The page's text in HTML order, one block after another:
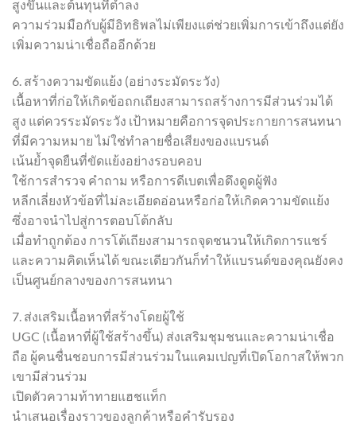
สูงขึ้นและต้นทุนที่ต่ำลง
ความร่วมมือกับผู้มีอิทธิพลไม่เพียงแต่ช่วยเพิ่มการเข้าถึงแต่ยัง
เพิ่มความน่าเชื่อถืออีกด้วย
6. สร้างความขัดแย้ง (อย่างระมัดระวัง)
เนื้อหาที่ก่อให้เกิดข้อถกเถียงสามารถสร้างการมีส่วนร่วมได้
สูง แต่ควรระมัดระวัง เป้าหมายคือการจุดประกายการสนทนา
ที่มีความหมาย ไม่ใช่ทำลายชื่อเสียงของแบรนด์
เน้นย้ำจุดยืนที่ขัดแย้งอย่างรอบคอบ
ใช้การสำรวจ คำถาม หรือการดีเบตเพื่อดึงดูดผู้ฟัง
หลีกเลี่ยงหัวข้อที่ไม่ละเอียดอ่อนหรือก่อให้เกิดความขัดแย้ง
ซึ่งอาจนำไปสู่การตอบโต้กลับ
เมื่อทำถูกต้อง การโต้เถียงสามารถจุดชนวนให้เกิดการแชร์
และความคิดเห็นได้ ขณะเดียวกันก็ทำให้แบรนด์ของคุณยังคง
เป็นศูนย์กลางของการสนทนา
7. ส่งเสริมเนื้อหาที่สร้างโดยผู้ใช้
UGC (เนื้อหาที่ผู้ใช้สร้างขึ้น) ส่งเสริมชุมชนและความน่าเชื่อ
ถือ ผู้คนชื่นชอบการมีส่วนร่วมในแคมเปญที่เปิดโอกาสให้พวก
เขามีส่วนร่วม
เปิดตัวความท้าทายแฮชแท็ก
นำเสนอเรื่องราวของลูกค้าหรือคำรับรอง